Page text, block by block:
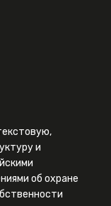
и
об охране